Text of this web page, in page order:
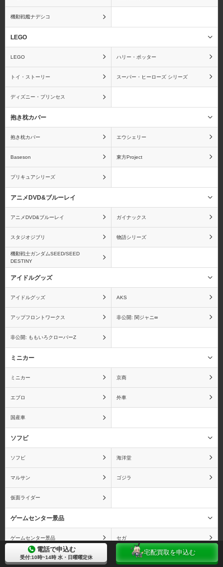
ウィッチブレイド ウサビッチ
うたの☆プリンスさまっ
宇宙戦艦ヤマト
海物語
ウルトラマン
エンジェルビーツ！ 狼と香辛料
オーディンスフィア おジャ魔女どれみ
おそ松さん おねがい☆ティーチャー
カードキャプターさくら
機動戦艦ナデシコ
LEGO
LEGO ハリー・ポッター
トイ・ストーリー スーパー・ヒーローズ シリーズ
ディズニー・プリンセス
抱き枕カバー
抱き枕カバー エウシェリー
Baseson 東方Project
プリキュアシリーズ
アニメDVD&ブルーレイ
アニメDVD&ブルーレイ ガイナックス
スタジオジブリ 物語シリーズ
機動戦士ガンダムSEED/SEED
DESTINY
アイドルグッズ
アイドルグッズ AKS
アップフロントワークス 非公開: 関ジャニ∞
非公開: ももいろクローバーZ
ミニカー
ミニカー 京商
エブロ 外車
国産車
ソフビ
ソフビ 海洋堂
マルサン ゴジラ
仮面ライダー
ゲームセンター景品
ゲームセンター景品 セガ
コナミ 非公開: プリパラ
電話で申込む
受付:10時~14時 水・日曜曜定休
宅配買取を申込む